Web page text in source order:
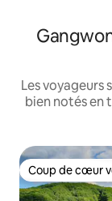
Les voyageurs
bien notés en
Coup de cœur
Coup de cœur